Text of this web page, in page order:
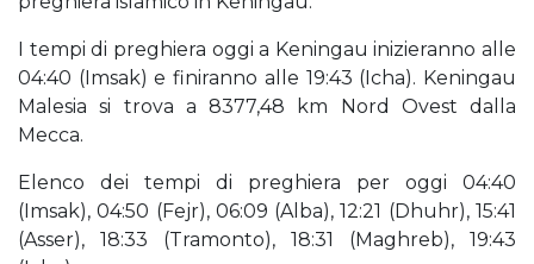
I tempi di preghiera oggi a Keningau inizieranno alle
04:40 (Imsak) e finiranno alle 19:43 (Icha). Keningau
Malesia si trova a 8377,48 km Nord Ovest dalla
Mecca.
Elenco dei tempi di preghiera per oggi 04:40
(Imsak), 04:50 (Fejr), 06:09 (Alba), 12:21 (Dhuhr), 15:41
(Asser), 18:33 (Tramonto), 18:31 (Maghreb), 19:43